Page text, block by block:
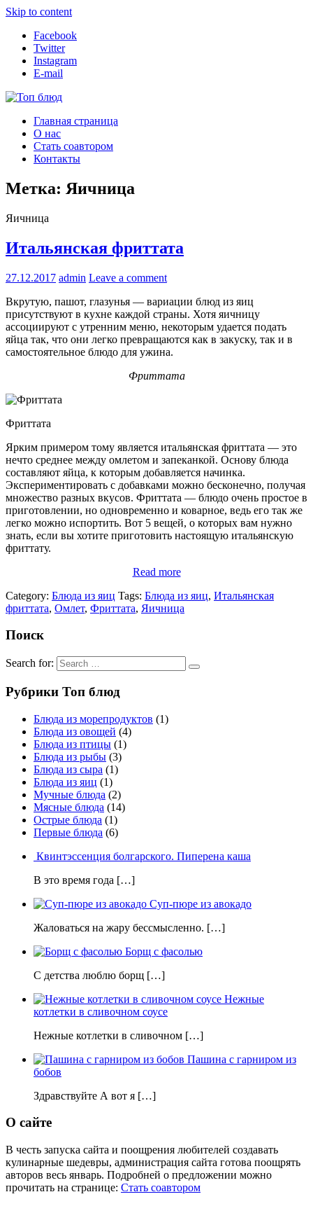
Skip to content
Facebook
Twitter
Instagram
E-mail
Топ блюд
Рецепты со всего мира
Главная страница
О нас
Стать соавтором
Контакты
Метка: Яичница
Яичница
Итальянская фриттата
27.12.2017 admin Leave a comment
Вкрутую, пашот, глазунья — вариации блюд из яиц
присутствуют в кухне каждой страны. Хотя яичницу
ассоциируют с утренним меню, некоторым удается подать
яйца так, что они легко превращаются как в закуску, так и в
самостоятельное блюдо для ужина.
Фриттата
Фриттата
Ярким примером тому является итальянская фриттата — это
нечто среднее между омлетом и запеканкой. Основу блюда
составляют яйца, к которым добавляется начинка.
Экспериментировать с добавками можно бесконечно, получая
множество разных вкусов. Фриттата — блюдо очень простое в
приготовлении, но одновременно и коварное, ведь его так же
легко можно испортить. Вот 5 вещей, о которых вам нужно
знать, если вы хотите приготовить настоящую итальянскую
фриттату.
Read more
Category: Блюда из яиц Tags: Блюда из яиц, Итальянская
фриттата, Омлет, Фриттата, Яичница
Поиск
Search for:
Рубрики Топ блюд
Блюда из морепродуктов (1)
Блюда из овощей (4)
Блюда из птицы (1)
Блюда из рыбы (3)
Блюда из сыра (1)
Блюда из яиц (1)
Мучные блюда (2)
Мясные блюда (14)
Острые блюда (1)
Первые блюда (6)
Квинтэссенция болгарского. Пиперена каша
В это время года […]
Суп-пюре из авокадо
Жаловаться на жару бессмысленно. […]
Борщ с фасолью
С детства люблю борщ […]
Нежные
котлетки в сливочном соусе
Нежные котлетки в сливочном […]
Пашина с гарниром из
бобов
Здравствуйте А вот я […]
О сайте
В честь запуска сайта и поощрения любителей создавать
кулинарные шедевры, администрация сайта готова поощрять
авторов весь январь. Подробней о предложении можно
прочитать на странице: Стать соавтором